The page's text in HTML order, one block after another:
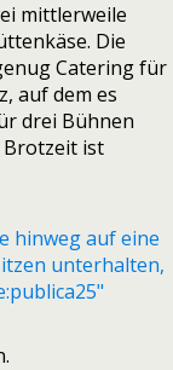
mittlerweile
Die
Catering für
auf dem es
drei Bühnen
Brotzeit ist